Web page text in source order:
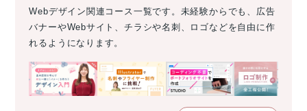
Webデザイン関連コース一覧です。未経験からでも、広告
バナーやWebサイト、チラシや名刺、ロゴなどを自由に作
れるようになります。